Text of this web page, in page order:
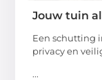
Jouw tuin
Een schutting
privacy en
...